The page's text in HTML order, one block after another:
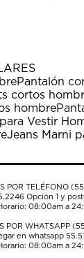
Pantalón
cortos
hombre
Vestir
Jeans Marni
POR TELÉFONO
Opción 1 y
08:00am a
POR WHATSAPP
en whatsapp
08:00am a